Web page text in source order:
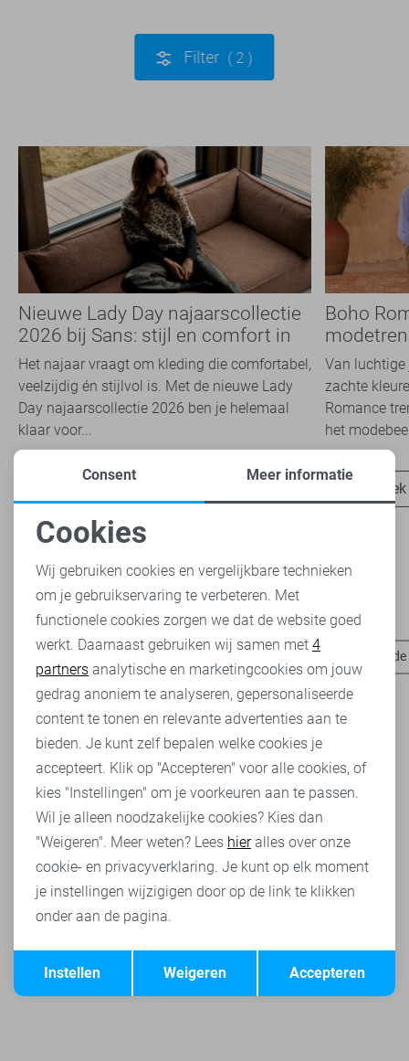
Filter 2
Nieuwe Lady Day najaarscollectie
2026 bij Sans: stijl en comfort in
travelkwaliteit
Het najaar vraagt om kleding die comfortabel,
veelzijdig én stijlvol is. Met de nieuwe Lady
Day najaarscollectie 2026 ben je helemaal
klaar voor...
Boho
overal
Van luchtige
zachte
Romance
het
Heb je dit al eens bekeken?
Harper & Yve broeken Harper & Yve t-shirts Jacqueline
Noodzakelijke cookies
Personalisatie cookies
Analytische cookies
Marketing cookies
Terug Opslaan
Consent Meer informatie
Cookies
Wij gebruiken cookies en vergelijkbare technieken
om je gebruikservaring te verbeteren. Met
functionele cookies zorgen we dat de website goed
werkt. Daarnaast gebruiken wij samen met 4
partners analytische en marketingcookies om jouw
gedrag anoniem te analyseren, gepersonaliseerde
content te tonen en relevante advertenties aan te
bieden. Je kunt zelf bepalen welke cookies je
accepteert. Klik op "Accepteren" voor alle cookies, of
kies "Instellingen" om je voorkeuren aan te passen.
Wil je alleen noodzakelijke cookies? Kies dan
"Weigeren". Meer weten? Lees hieralles over onze
cookie- en privacyverklaring. Je kunt op elk moment
je instellingen wijzigigen door op de link te klikken
onder aan de pagina.
Accepteren
Weigeren
Instellen